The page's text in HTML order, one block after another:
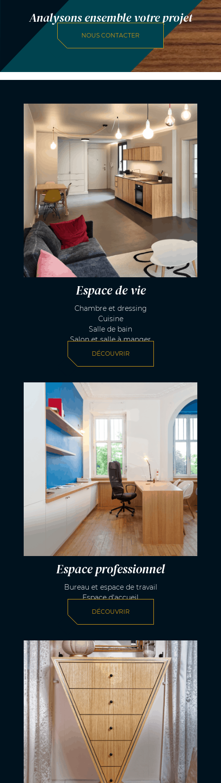
Analysons ensemble votre projet
NOUS CONTACTER
Espace de vie
Chambre et dressing
Cuisine
Salle de bain
Salon et salle à manger
DÉCOUVRIR
Espace professionnel
Bureau et espace de travail
Espace d'accueil
DÉCOUVRIR